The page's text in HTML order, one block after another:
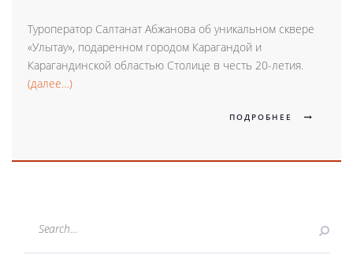
Туроператор Салтанат Абжанова об уникальном сквере
«Улытау», подаренном городом Карагандой и
Карагандинской областью Столице в честь 20-летия.
(далее…)
ПОДРОБНЕЕ